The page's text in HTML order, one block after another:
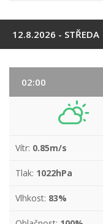
12.8.2026 - STŘEDA
02:00
Vítr: 0.85m/s
Tlak: 1022hPa
Vlhkost: 83%